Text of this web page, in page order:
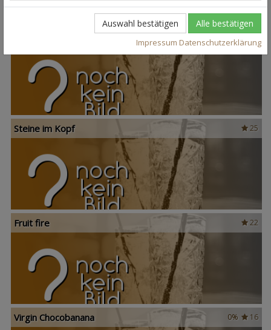
37
Scandinavian Sunshine
25
Steine im Kopf
22
Fruit fire
16
0%
Virgin Chocobanana
Auswahl bestätigen Alle bestätigen
Impressum Datenschutzerklärung